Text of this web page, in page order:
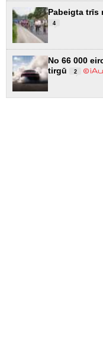
Pabeigta trīs
4
No 66 000
tirgū
2